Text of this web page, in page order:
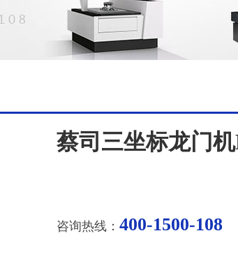
蔡司三坐标龙门
咨询热线： 400-1500-108